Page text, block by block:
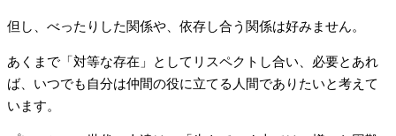
但し、べったりした関係や、依存し合う関係は好みません。
あくまで「対等な存在」としてリスペクトし合い、必要とあれ
ば、いつでも自分は仲間の役に立てる人間でありたいと考えて
います。